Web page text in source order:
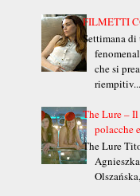
FILMETTI
Settimana di
che si
riempitiv...
The Lure –
polacche
The Lure